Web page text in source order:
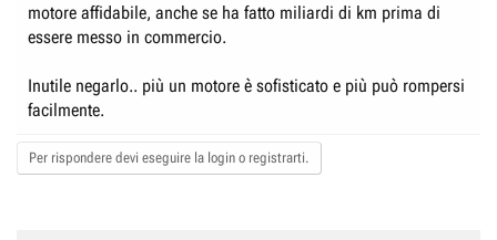
motore affidabile, anche se ha fatto miliardi di km prima di
essere messo in commercio.
Inutile negarlo.. più un motore è sofisticato e più può rompersi
facilmente.
Per rispondere devi eseguire la login o registrarti.